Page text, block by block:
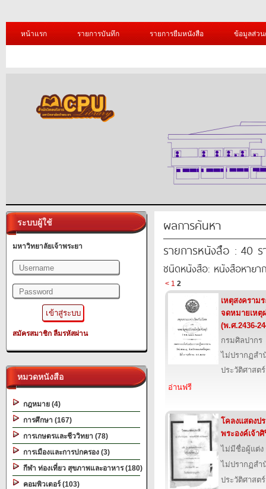
หน้าแรก รายการบันทึก รายการยืมหนังสือ ข้อมูลส่ว
ระบบผู้ใช้
มหาวิทยาลัยเจ้าพระยา
สมัครสมาชิก ลืมรหัสผ่าน
หมวดหนังสือ
กฎหมาย (4)
การศึกษา (167)
การเกษตรและชีววิทยา (78)
การเมืองและการปกครอง (3)
กีฬา ท่องเที่ยว สุขภาพและอาหาร (180)
คอมพิวเตอร์ (103)
ผลการค้นหา
รายการหนังสือ : 40 ร
ชนิดหนังสือ: หนังสือหายา
< 1 2
เหตุสงคราม
จดหมายเหตุ
(พ.ศ.2436-
กรมศิลปากร
ไม่ปรากฏส
ประวัติศาสต
อ่านฟรี
โคลงแสดงป
พระองค์เจ้า
ไม่มีชื่อผู้แต่ง
ไม่ปรากฏส
ประวัติศาสต